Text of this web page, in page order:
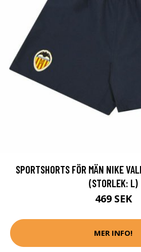
SPORTSHORTS FÖR MÄN NIKE
(STORLEK: L)
469 SEK
MER INFO!